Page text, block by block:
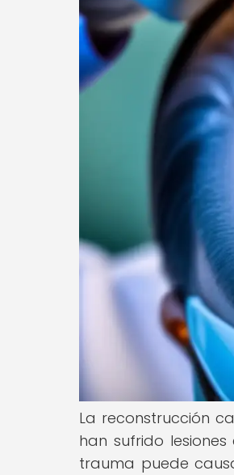
La reconstrucción
han sufrido
trauma puede